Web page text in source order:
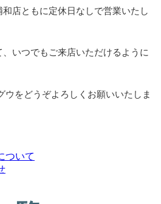
店ともに定休日なしで営業いたし
いつでもご来店いただけるように
ウをどうぞよろしくお願いいたしま
ついて